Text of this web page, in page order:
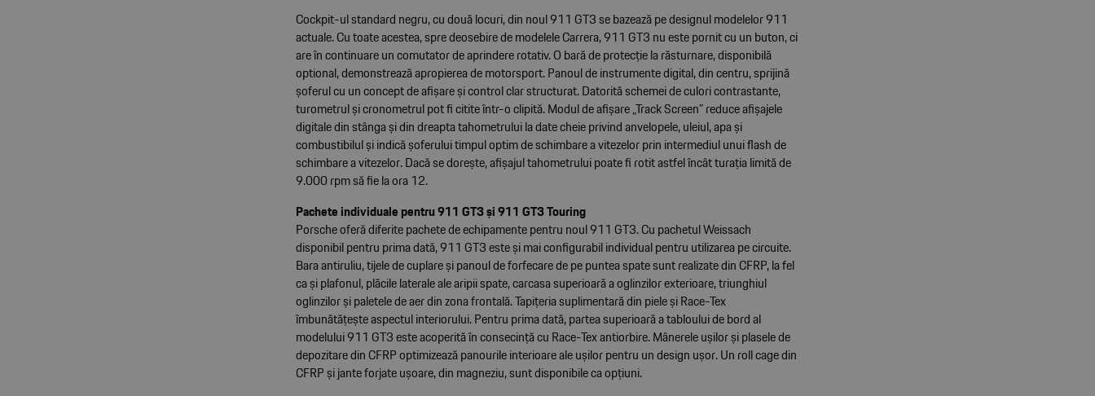
Cockpit-ul standard negru, cu două locuri, din noul 911 GT3 se bazează pe designul modelelor 911
actuale. Cu toate acestea, spre deosebire de modelele Carrera, 911 GT3 nu este pornit cu un buton, ci
are în continuare un comutator de aprindere rotativ. O bară de protecție la răsturnare, disponibilă
optional, demonstrează apropierea de motorsport. Panoul de instrumente digital, din centru, sprijină
șoferul cu un concept de afișare și control clar structurat. Datorită schemei de culori contrastante,
turometrul și cronometrul pot fi citite într-o clipită. Modul de afișare „Track Screen” reduce afișajele
digitale din stânga și din dreapta tahometrului la date cheie privind anvelopele, uleiul, apa și
combustibilul și indică șoferului timpul optim de schimbare a vitezelor prin intermediul unui flash de
schimbare a vitezelor. Dacă se dorește, afișajul tahometrului poate fi rotit astfel încât turația limită de
9.000 rpm să fie la ora 12.
Pachete individuale pentru 911 GT3 și 911 GT3 Touring
Porsche oferă diferite pachete de echipamente pentru noul 911 GT3. Cu pachetul Weissach
disponibil pentru prima dată, 911 GT3 este și mai configurabil individual pentru utilizarea pe circuite.
Bara antiruliu, tijele de cuplare și panoul de forfecare de pe puntea spate sunt realizate din CFRP, la fel
ca și plafonul, plăcile laterale ale aripii spate, carcasa superioară a oglinzilor exterioare, triunghiul
oglinzilor și paletele de aer din zona frontală. Tapițeria suplimentară din piele și Race-Tex
îmbunătățește aspectul interiorului. Pentru prima dată, partea superioară a tabloului de bord al
modelului 911 GT3 este acoperită în consecință cu Race-Tex antiorbire. Mânerele ușilor și plasele de
depozitare din CFRP optimizează panourile interioare ale ușilor pentru un design ușor. Un roll cage din
CFRP și jante forjate ușoare, din magneziu, sunt disponibile ca opțiuni.